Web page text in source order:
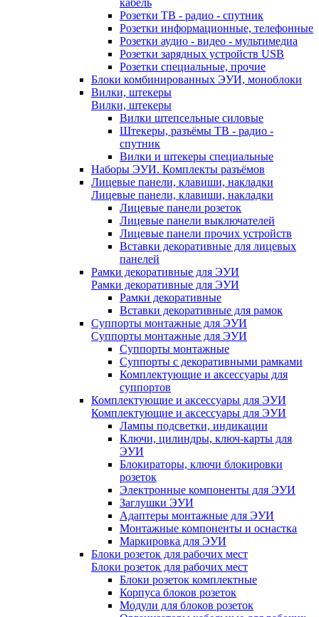
кабель
Розетки ТВ - радио - спутник
Розетки информационные, телефонные
Розетки аудио - видео - мультимедиа
Розетки зарядных устройств USB
Розетки специальные, прочие
Блоки комбинированных ЭУИ, моноблоки
Вилки, штекеры
Вилки, штекеры
Вилки штепсельные силовые
Штекеры, разъёмы ТВ - радио -
спутник
Вилки и штекеры специальные
Наборы ЭУИ. Комплекты разъёмов
Лицевые панели, клавиши, накладки
Лицевые панели, клавиши, накладки
Лицевые панели розеток
Лицевые панели выключателей
Лицевые панели прочих устройств
Вставки декоративные для лицевых
панелей
Рамки декоративные для ЭУИ
Рамки декоративные для ЭУИ
Рамки декоративные
Вставки декоративные для рамок
Суппорты монтажные для ЭУИ
Суппорты монтажные для ЭУИ
Суппорты монтажные
Суппорты с декоративными рамками
Комплектующие и аксессуары для
суппортов
Комплектующие и аксессуары для ЭУИ
Комплектующие и аксессуары для ЭУИ
Лампы подсветки, индикации
Ключи, цилиндры, ключ-карты для
ЭУИ
Блокираторы, ключи блокировки
розеток
Электронные компоненты для ЭУИ
Заглушки ЭУИ
Адаптеры монтажные для ЭУИ
Монтажные компоненты и оснастка
Маркировка для ЭУИ
Блоки розеток для рабочих мест
Блоки розеток для рабочих мест
Блоки розеток комплектные
Корпуса блоков розеток
Модули для блоков розеток